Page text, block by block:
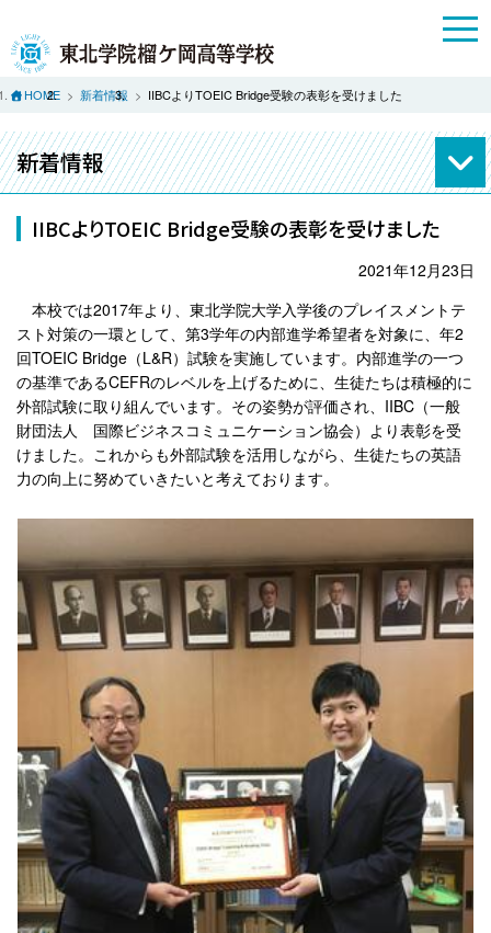
HOME 新着情報 IIBCよりTOEIC Bridge受験の表彰を受けました
新着情報
IIBCよりTOEIC Bridge受験の表彰を受けました
2021年12月23日
本校では2017年より、東北学院大学入学後のプレイスメントテ
スト対策の一環として、第3学年の内部進学希望者を対象に、年2
回TOEIC Bridge（L&R）試験を実施しています。内部進学の一つ
の基準であるCEFRのレベルを上げるために、生徒たちは積極的に
外部試験に取り組んでいます。その姿勢が評価され、IIBC（一般
財団法人 国際ビジネスコミュニケーション協会）より表彰を受
けました。これからも外部試験を活用しながら、生徒たちの英語
力の向上に努めていきたいと考えております。